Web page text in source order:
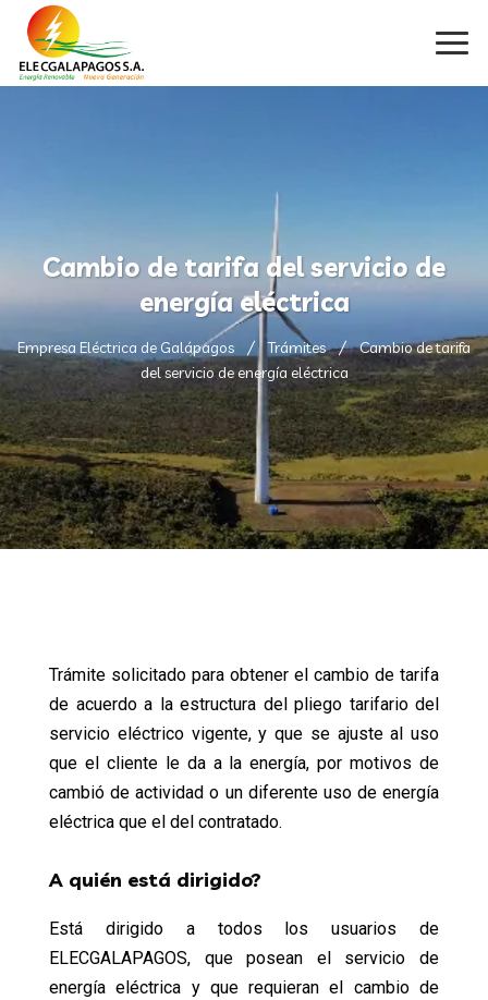
Cambio de tarifa del servicio de
energía eléctrica
Empresa Eléctrica de Galápagos Trámites
Cambio de tarifa
del servicio de energía eléctrica
Trámite solicitado para obtener el cambio de tarifa
de acuerdo a la estructura del pliego tarifario del
servicio eléctrico vigente, y que se ajuste al uso
que el cliente le da a la energía, por motivos de
cambió de actividad o un diferente uso de energía
eléctrica que el del contratado.
A quién está dirigido?
Está dirigido a todos los usuarios de
ELECGALAPAGOS, que posean el servicio de
energía eléctrica y que requieran el cambio de